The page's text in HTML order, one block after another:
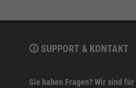
🛈 SUPPORT & KONTAKT
Sie haben Fragen? Wir sind für